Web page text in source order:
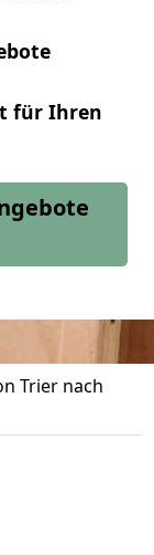
für Ihren
Trier nach